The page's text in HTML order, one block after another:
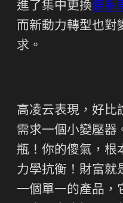
進了集中更換德系
而新動力轉型也對
求。
高凌云表現，好比
需求一個小變壓器
瓶！你的傻氣，根
力學抗衡！財富就
一個單一的產品，